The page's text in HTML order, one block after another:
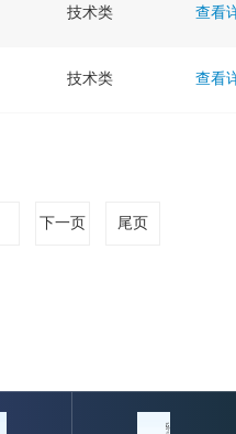
技术类 查看
技术类 查看
下一页 尾页